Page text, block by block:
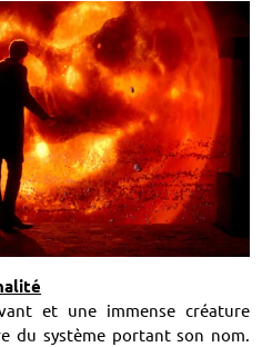
et une immense créature
du système portant son nom.